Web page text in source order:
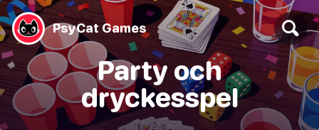
PsyCat Games
Party och
dryckesspel